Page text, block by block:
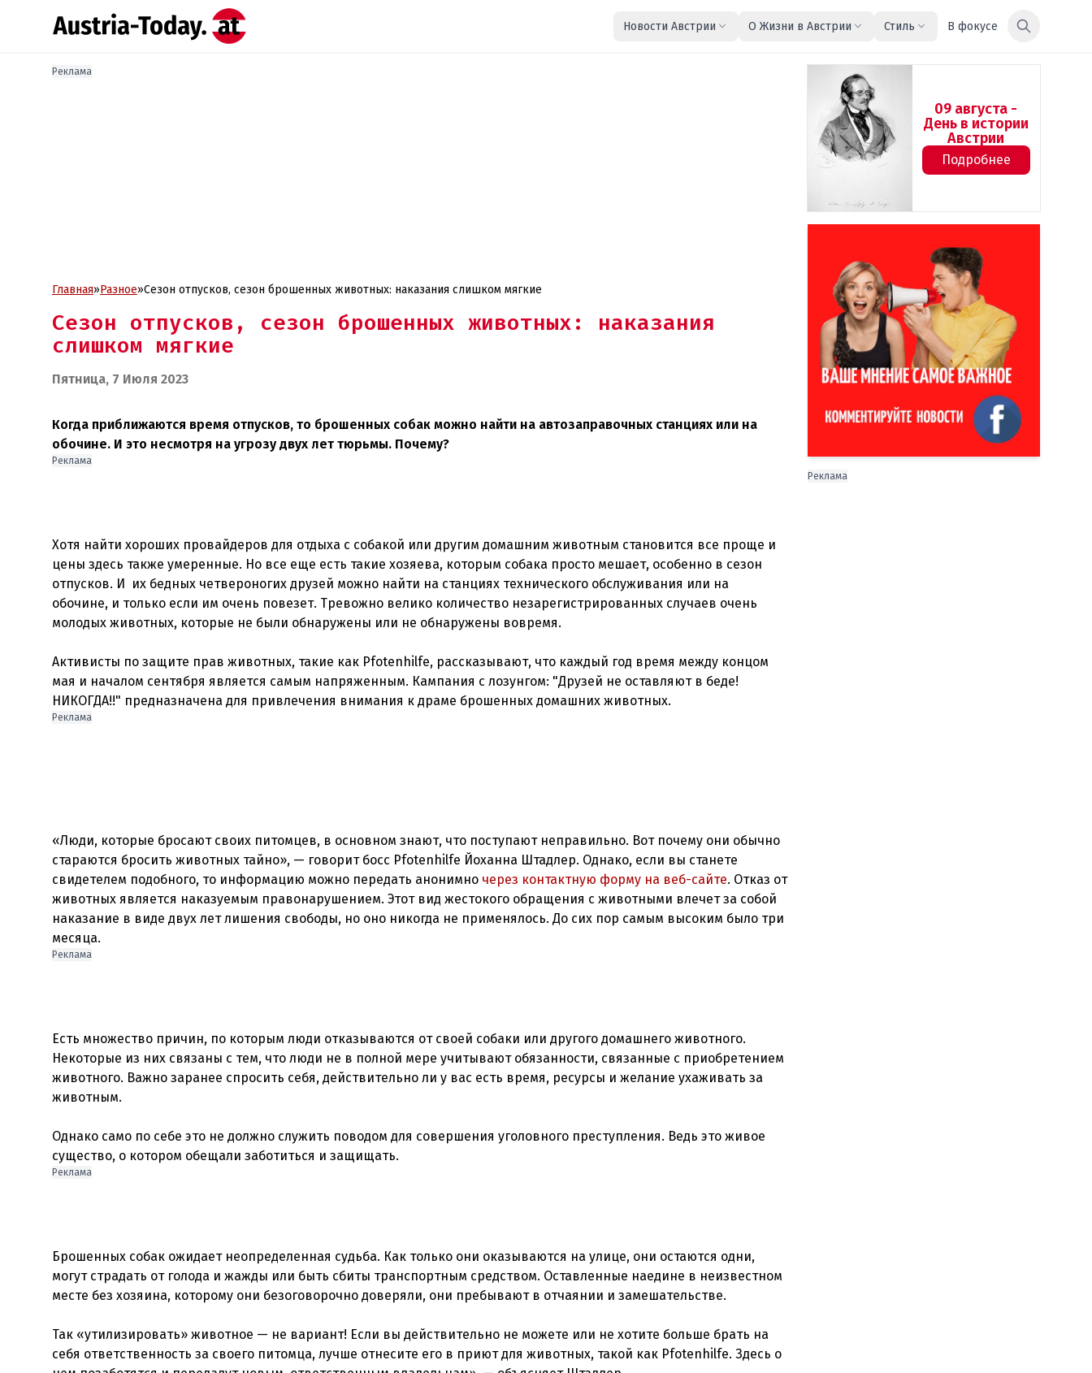
Новости Австрии О Жизни в Австрии Стиль В фокусе
Реклама
Главная»Разное»Сезон отпусков, сезон брошенных животных: наказания слишком мягкие
Сезон отпусков, сезон брошенных животных: наказания
слишком мягкие
Пятница, 7 Июля 2023
Когда приближаются время отпусков, то брошенных собак можно найти на автозаправочных станциях или на
обочине. И это несмотря на угрозу двух лет тюрьмы. Почему?
Реклама
Хотя найти хороших провайдеров для отдыха с собакой или другим домашним животным становится все проще и
цены здесь также умеренные. Но все еще есть такие хозяева, которым собака просто мешает, особенно в сезон
отпусков. И их бедных четвероногих друзей можно найти на станциях технического обслуживания или на
обочине, и только если им очень повезет. Тревожно велико количество незарегистрированных случаев очень
молодых животных, которые не были обнаружены или не обнаружены вовремя.
Активисты по защите прав животных, такие как Pfotenhilfe, рассказывают, что каждый год время между концом
мая и началом сентября является самым напряженным. Кампания с лозунгом: "Друзей не оставляют в беде!
Реклама
«Люди, которые бросают своих питомцев, в основном знают, что поступают неправильно. Вот почему они обычно
стараются бросить животных тайно», — говорит босс Pfotenhilfe Йоханна Штадлер. Однако, если вы станете
свидетелем подобного, то информацию можно передать анонимно через контактную форму на веб-сайте. Отказ от
животных является наказуемым правонарушением. Этот вид жестокого обращения с животными влечет за собой
наказание в виде двух лет лишения свободы, но оно никогда не применялось. До сих пор самым высоким было три
Реклама
Есть множество причин, по которым люди отказываются от своей собаки или другого домашнего животного.
Некоторые из них связаны с тем, что люди не в полной мере учитывают обязанности, связанные с приобретением
животного. Важно заранее спросить себя, действительно ли у вас есть время, ресурсы и желание ухаживать за
животным.
Однако само по себе это не должно служить поводом для совершения уголовного преступления. Ведь это живое
Реклама
Брошенных собак ожидает неопределенная судьба. Как только они оказываются на улице, они остаются одни,
могут страдать от голода и жажды или быть сбиты транспортным средством. Оставленные наедине в неизвестном
месте без хозяина, которому они безоговорочно доверяли, они пребывают в отчаянии и замешательстве.
Так «утилизировать» животное — не вариант! Если вы действительно не можете или не хотите больше брать на
себя ответственность за своего питомца, лучше отнесите его в приют для животных, такой как Pfotenhilfe. Здесь о
09 августа -
День в истории
Австрии
Подробнее
Реклама